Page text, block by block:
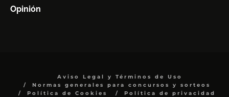
Opinión
Aviso Legal y Términos de Uso
Normas generales para concursos y sorteos
Política de Cookies
Política de privacidad